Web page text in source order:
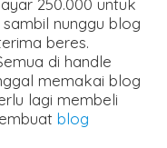
250.000 untuk
nunggu blog
beres.
di handle
memakai blog
lagi membeli
blog